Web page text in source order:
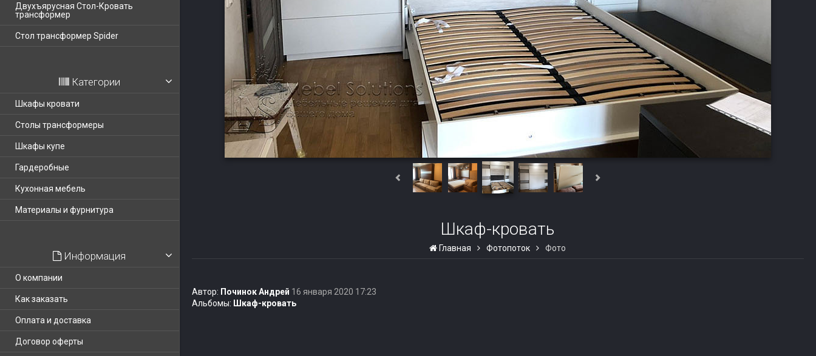
Двухъярусная Стол-Кровать
трансформер
Стол трансформер Spider
Категории
Шкафы кровати
Столы трансформеры
Шкафы купе
Гардеробные
Кухонная мебель
Материалы и фурнитура
Информация
О компании
Как заказать
Оплата и доставка
Договор оферты
Шкаф-кровать
Главная Фотопоток Фото
Автор: Починок Андрей 16 января 2020 17:23
Альбомы: Шкаф-кровать